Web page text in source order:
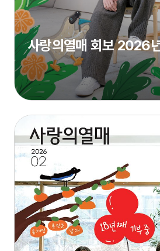
사랑의열매 회보 2026